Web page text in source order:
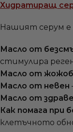
Хидратиращ
Нашият серум е
Масло от
стимулира
Масло от
Масло от невен
Масло от
Как помага при
клетъчното